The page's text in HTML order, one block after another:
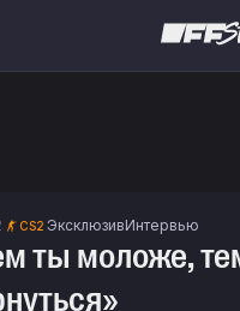
CS2 ЭксклюзивИнтервью
ты моложе,